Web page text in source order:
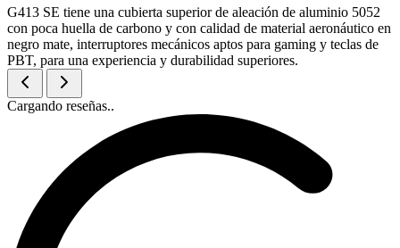
G413 SE tiene una cubierta superior de aleación de aluminio 5052
con poca huella de carbono y con calidad de material aeronáutico en
negro mate, interruptores mecánicos aptos para gaming y teclas de
PBT, para una experiencia y durabilidad superiores.
Cargando reseñas..